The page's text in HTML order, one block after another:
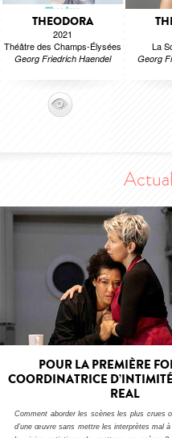
THEODORA
2021
Théâtre des Champs-Élysées
Georg Friedrich Haendel
La
Georg
POUR LA PREMIÈRE
COORDINATRICE
REAL
Comment aborder les scènes les plus crues
d’une œuvre sans mettre les interprètes mal à